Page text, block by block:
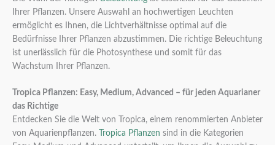
Ihrer Pflanzen. Unsere Auswahl an hochwertigen Leuchten
ermöglicht es Ihnen, die Lichtverhältnisse optimal auf die
Bedürfnisse Ihrer Pflanzen abzustimmen. Die richtige Beleuchtung
ist unerlässlich für die Photosynthese und somit für das
Wachstum Ihrer Pflanzen.
Tropica Pflanzen: Easy, Medium, Advanced – für jeden Aquarianer
das Richtige
Entdecken Sie die Welt von Tropica, einem renommierten Anbieter
von Aquarienpflanzen.
Tropica Pflanzen sind in die Kategorien